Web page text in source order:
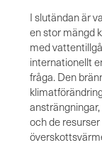
I slutändan är
en stor mängd
med
internationellt
fråga. Den
och de